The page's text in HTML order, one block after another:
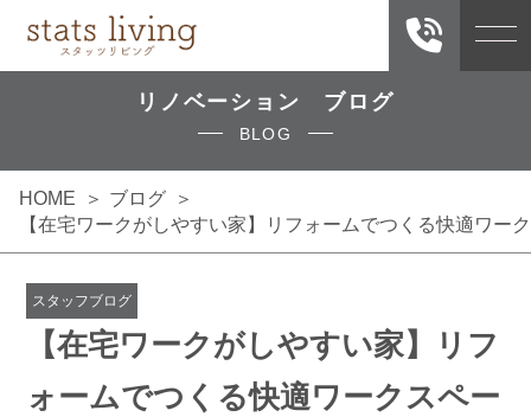
リノベーション ブログ
BLOG
HOME
ブログ
【在宅ワークがしやすい家】リフォームでつくる快適ワー
スタッフブログ
【在宅ワークがしやすい家】リフ
ォームでつくる快適ワークスペー